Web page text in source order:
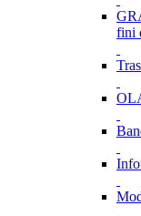
fini